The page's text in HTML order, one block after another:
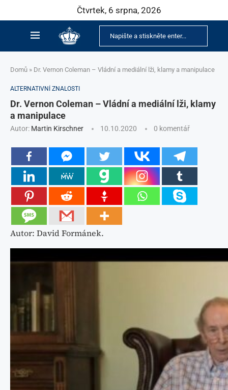
Čtvrtek, 6 srpna, 2026
Domů » Dr. Vernon Coleman – Vládní a mediální lži, klamy a manipulace
ALTERNATIVNÍ ZNALOSTI
Dr. Vernon Coleman – Vládní a mediální lži, klamy
a manipulace
Autor: Martin Kirschner 10.10.2020 0 komentář
Autor: David Formánek.